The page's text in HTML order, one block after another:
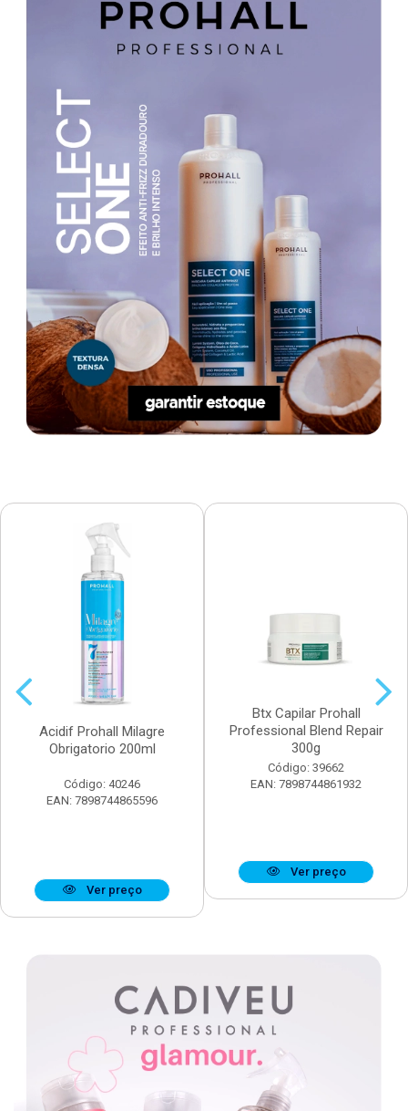
Acidif Prohall Milagre
Obrigatorio 200ml
Código: 40246
EAN: 7898744865596
Ver preço
Btx Capilar Prohall
Professional Blend Repair
300g
Código: 39662
EAN: 7898744861932
Ver preço